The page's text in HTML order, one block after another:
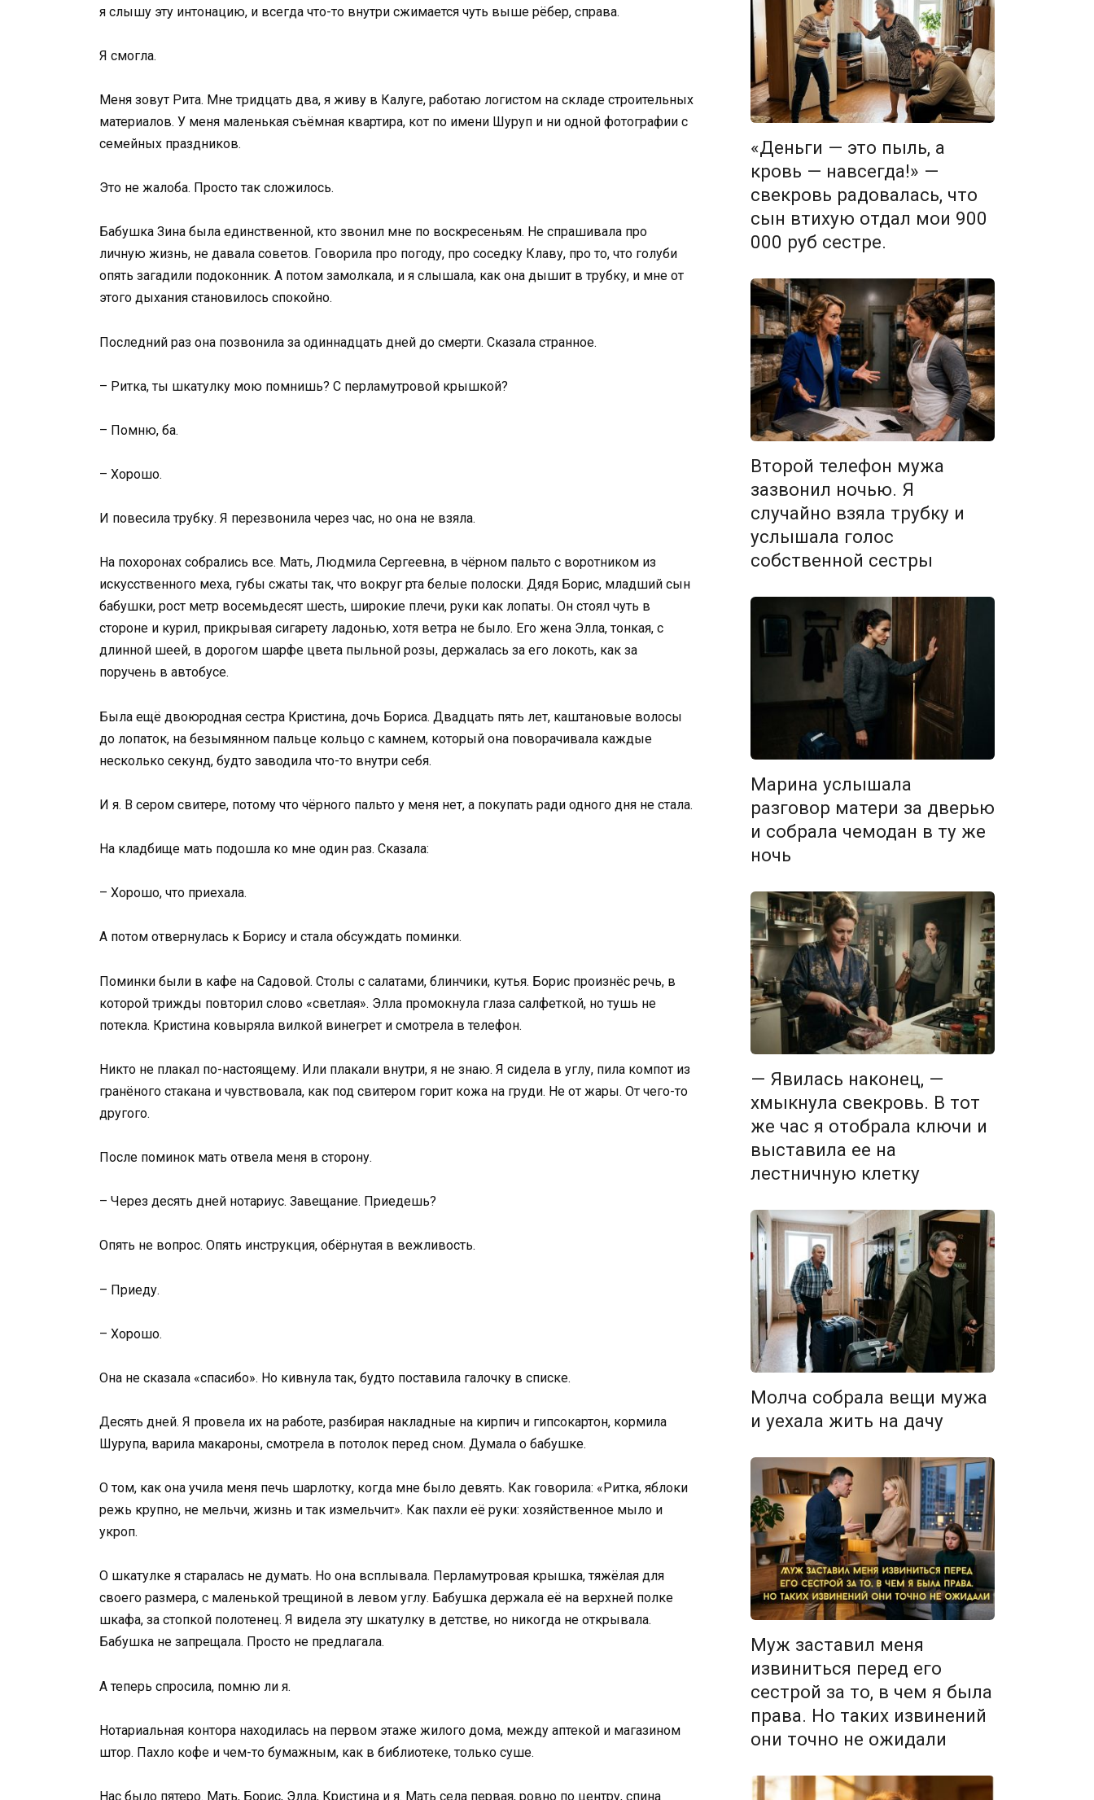
я слышу эту интонацию, и всегда что-то внутри сжимается чуть выше рёбер, справа.
Я смогла.
Меня зовут Рита. Мне тридцать два, я живу в Калуге, работаю логистом на складе строительных
материалов. У меня маленькая съёмная квартира, кот по имени Шуруп и ни одной фотографии с
семейных праздников.
Это не жалоба. Просто так сложилось.
Бабушка Зина была единственной, кто звонил мне по воскресеньям. Не спрашивала про
личную жизнь, не давала советов. Говорила про погоду, про соседку Клаву, про то, что голуби
опять загадили подоконник. А потом замолкала, и я слышала, как она дышит в трубку, и мне от
этого дыхания становилось спокойно.
Последний раз она позвонила за одиннадцать дней до смерти. Сказала странное.
– Ритка, ты шкатулку мою помнишь? С перламутровой крышкой?
– Помню, ба.
– Хорошо.
И повесила трубку. Я перезвонила через час, но она не взяла.
На похоронах собрались все. Мать, Людмила Сергеевна, в чёрном пальто с воротником из
искусственного меха, губы сжаты так, что вокруг рта белые полоски. Дядя Борис, младший сын
бабушки, рост метр восемьдесят шесть, широкие плечи, руки как лопаты. Он стоял чуть в
стороне и курил, прикрывая сигарету ладонью, хотя ветра не было. Его жена Элла, тонкая, с
длинной шеей, в дорогом шарфе цвета пыльной розы, держалась за его локоть, как за
поручень в автобусе.
Была ещё двоюродная сестра Кристина, дочь Бориса. Двадцать пять лет, каштановые волосы
до лопаток, на безымянном пальце кольцо с камнем, который она поворачивала каждые
несколько секунд, будто заводила что-то внутри себя.
И я. В сером свитере, потому что чёрного пальто у меня нет, а покупать ради одного дня не стала.
На кладбище мать подошла ко мне один раз. Сказала:
– Хорошо, что приехала.
А потом отвернулась к Борису и стала обсуждать поминки.
Поминки были в кафе на Садовой. Столы с салатами, блинчики, кутья. Борис произнёс речь, в
которой трижды повторил слово «светлая». Элла промокнула глаза салфеткой, но тушь не
потекла. Кристина ковыряла вилкой винегрет и смотрела в телефон.
Никто не плакал по-настоящему. Или плакали внутри, я не знаю. Я сидела в углу, пила компот из
гранёного стакана и чувствовала, как под свитером горит кожа на груди. Не от жары. От чего-то
другого.
После поминок мать отвела меня в сторону.
– Через десять дней нотариус. Завещание. Приедешь?
Опять не вопрос. Опять инструкция, обёрнутая в вежливость.
– Приеду.
– Хорошо.
Она не сказала «спасибо». Но кивнула так, будто поставила галочку в списке.
Десять дней. Я провела их на работе, разбирая накладные на кирпич и гипсокартон, кормила
Шурупа, варила макароны, смотрела в потолок перед сном. Думала о бабушке.
О том, как она учила меня печь шарлотку, когда мне было девять. Как говорила: «Ритка, яблоки
режь крупно, не мельчи, жизнь и так измельчит». Как пахли её руки: хозяйственное мыло и
укроп.
О шкатулке я старалась не думать. Но она всплывала. Перламутровая крышка, тяжёлая для
своего размера, с маленькой трещиной в левом углу. Бабушка держала её на верхней полке
шкафа, за стопкой полотенец. Я видела эту шкатулку в детстве, но никогда не открывала.
Бабушка не запрещала. Просто не предлагала.
А теперь спросила, помню ли я.
Нотариальная контора находилась на первом этаже жилого дома, между аптекой и магазином
штор. Пахло кофе и чем-то бумажным, как в библиотеке, только суше.
Нас было пятеро. Мать, Борис, Элла, Кристина и я. Мать села первая, ровно по центру, спина
«Деньги — это пыль, а
кровь — навсегда!» —
свекровь радовалась, что
сын втихую отдал мои 900
000 руб сестре.
Второй телефон мужа
зазвонил ночью. Я
случайно взяла трубку и
услышала голос
собственной сестры
Марина услышала
разговор матери за дверью
и собрала чемодан в ту же
ночь
— Явилась наконец, —
хмыкнула свекровь. В тот
же час я отобрала ключи и
выставила ее на
лестничную клетку
Молча собрала вещи мужа
и уехала жить на дачу
Муж заставил меня
извиниться перед его
сестрой за то, в чем я была
права. Но таких извинений
они точно не ожидали